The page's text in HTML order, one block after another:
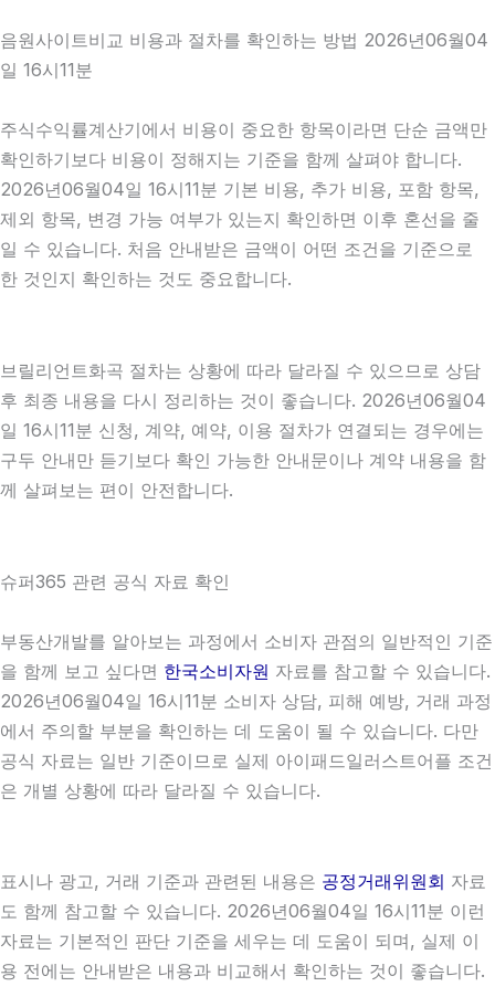
음원사이트비교 비용과 절차를 확인하는 방법 2026년06월04
일 16시11분
주식수익률계산기에서 비용이 중요한 항목이라면 단순 금액만
확인하기보다 비용이 정해지는 기준을 함께 살펴야 합니다.
2026년06월04일 16시11분 기본 비용, 추가 비용, 포함 항목,
제외 항목, 변경 가능 여부가 있는지 확인하면 이후 혼선을 줄
일 수 있습니다. 처음 안내받은 금액이 어떤 조건을 기준으로
한 것인지 확인하는 것도 중요합니다.
브릴리언트화곡 절차는 상황에 따라 달라질 수 있으므로 상담
후 최종 내용을 다시 정리하는 것이 좋습니다. 2026년06월04
일 16시11분 신청, 계약, 예약, 이용 절차가 연결되는 경우에는
구두 안내만 듣기보다 확인 가능한 안내문이나 계약 내용을 함
께 살펴보는 편이 안전합니다.
슈퍼365 관련 공식 자료 확인
부동산개발를 알아보는 과정에서 소비자 관점의 일반적인 기준
을 함께 보고 싶다면 한국소비자원 자료를 참고할 수 있습니다.
2026년06월04일 16시11분 소비자 상담, 피해 예방, 거래 과정
에서 주의할 부분을 확인하는 데 도움이 될 수 있습니다. 다만
공식 자료는 일반 기준이므로 실제 아이패드일러스트어플 조건
은 개별 상황에 따라 달라질 수 있습니다.
표시나 광고, 거래 기준과 관련된 내용은 공정거래위원회 자료
도 함께 참고할 수 있습니다. 2026년06월04일 16시11분 이런
자료는 기본적인 판단 기준을 세우는 데 도움이 되며, 실제 이
용 전에는 안내받은 내용과 비교해서 확인하는 것이 좋습니다.